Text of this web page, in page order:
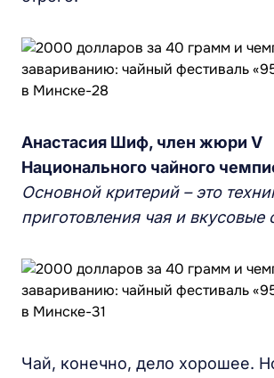
Анастасия Шиф, член жюри V
Национального чайного
Основной критерий – это
приготовления чая и вкусовые
Чай, конечно, дело хорошее.